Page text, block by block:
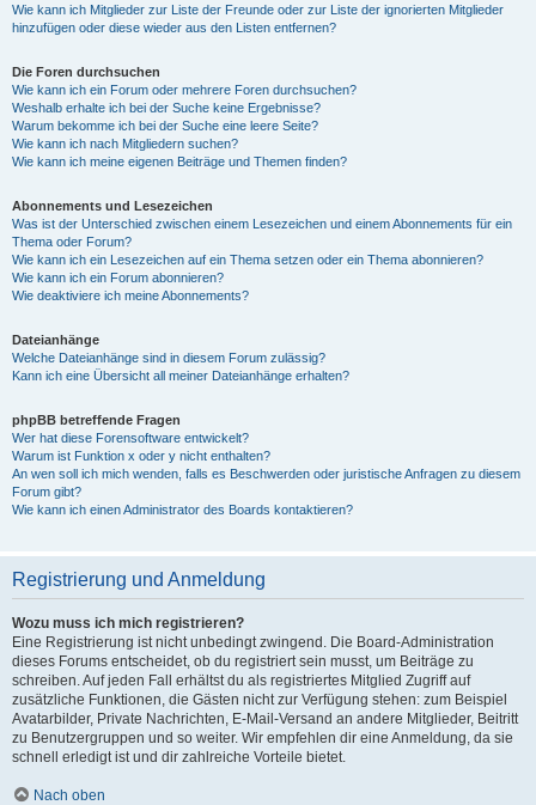
Wie kann ich Mitglieder zur Liste der Freunde oder zur Liste der ignorierten Mitglieder
hinzufügen oder diese wieder aus den Listen entfernen?
Die Foren durchsuchen
Wie kann ich ein Forum oder mehrere Foren durchsuchen?
Weshalb erhalte ich bei der Suche keine Ergebnisse?
Warum bekomme ich bei der Suche eine leere Seite?
Wie kann ich nach Mitgliedern suchen?
Wie kann ich meine eigenen Beiträge und Themen finden?
Abonnements und Lesezeichen
Was ist der Unterschied zwischen einem Lesezeichen und einem Abonnements für ein
Thema oder Forum?
Wie kann ich ein Lesezeichen auf ein Thema setzen oder ein Thema abonnieren?
Wie kann ich ein Forum abonnieren?
Wie deaktiviere ich meine Abonnements?
Dateianhänge
Welche Dateianhänge sind in diesem Forum zulässig?
Kann ich eine Übersicht all meiner Dateianhänge erhalten?
phpBB betreffende Fragen
Wer hat diese Forensoftware entwickelt?
Warum ist Funktion x oder y nicht enthalten?
An wen soll ich mich wenden, falls es Beschwerden oder juristische Anfragen zu diesem
Forum gibt?
Wie kann ich einen Administrator des Boards kontaktieren?
Registrierung und Anmeldung
Wozu muss ich mich registrieren?
Eine Registrierung ist nicht unbedingt zwingend. Die Board-Administration
dieses Forums entscheidet, ob du registriert sein musst, um Beiträge zu
schreiben. Auf jeden Fall erhältst du als registriertes Mitglied Zugriff auf
zusätzliche Funktionen, die Gästen nicht zur Verfügung stehen: zum Beispiel
Avatarbilder, Private Nachrichten, E-Mail-Versand an andere Mitglieder, Beitritt
zu Benutzergruppen und so weiter. Wir empfehlen dir eine Anmeldung, da sie
schnell erledigt ist und dir zahlreiche Vorteile bietet.
Nach oben